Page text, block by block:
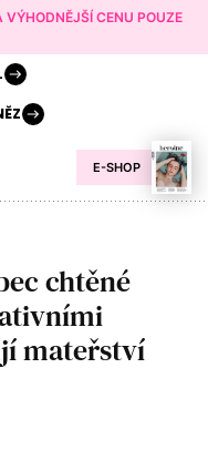
VÝHODNĚJŠÍ CENU POUZE
E-SHOP
chtěné
mateřství